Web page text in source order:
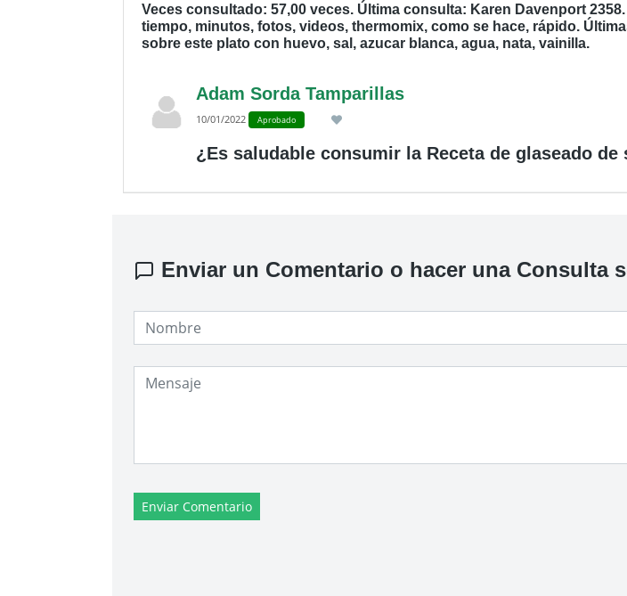
Veces consultado: 57,00 veces. Última consulta: Karen Davenport
tiempo, minutos, fotos, videos, thermomix, como se hace, rápido.
sobre este plato con huevo, sal, azucar blanca, agua, nata, vainilla.
Adam Sorda Tamparillas
10/01/2022 Aprobado
¿Es saludable consumir la Receta de glaseado
Enviar un Comentario o hacer una Consulta
Enviar Comentario